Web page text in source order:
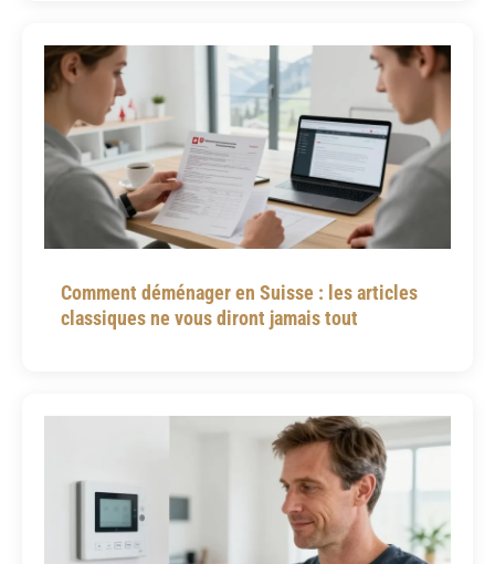
Comment déménager en Suisse : les articles
classiques ne vous diront jamais tout